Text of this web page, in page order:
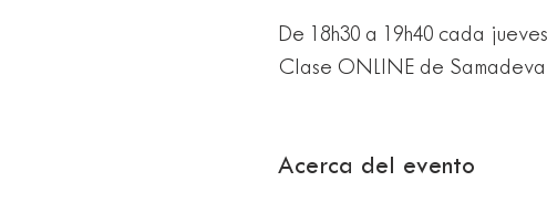
De 18h30 a 19h40 cada
Clase ONLINE de
Acerca del evento